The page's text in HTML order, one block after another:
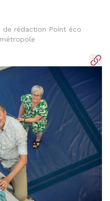
de rédaction Point éco